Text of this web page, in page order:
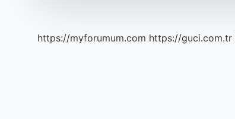
https://myforumum.com https://guci.com.tr